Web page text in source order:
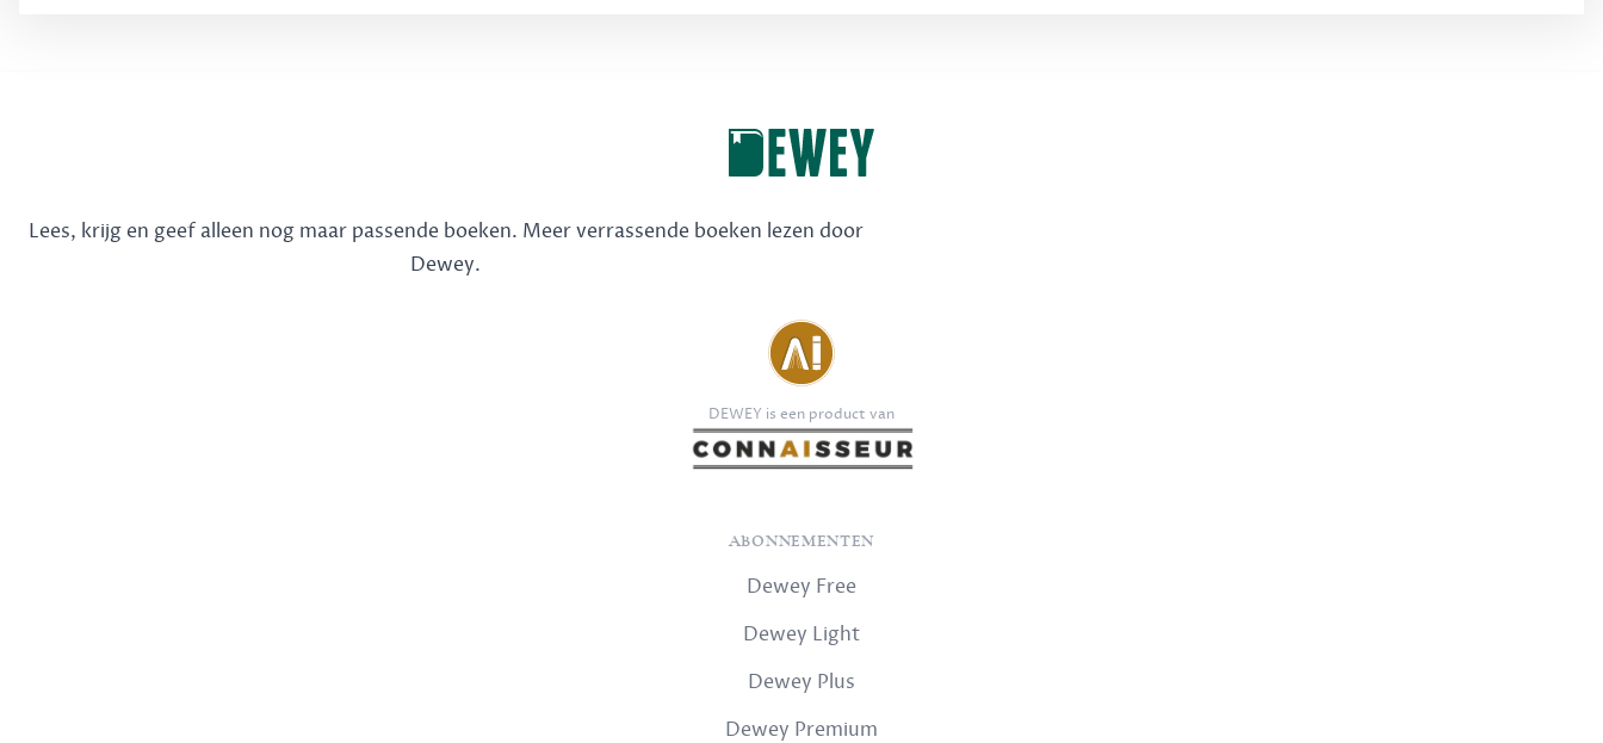
Lees, krijg en geef alleen nog maar passende boeken. Meer verrassende boeken lezen door
Dewey.
DEWEY is een product van
ABONNEMENTEN
Dewey Free
Dewey Light
Dewey Plus
Dewey Premium